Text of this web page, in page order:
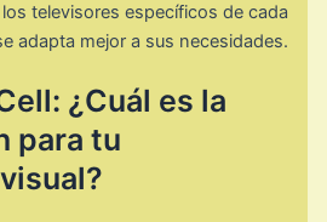
televisores específicos de cada
adapta mejor a sus necesidades.
¿Cuál es la
para tu